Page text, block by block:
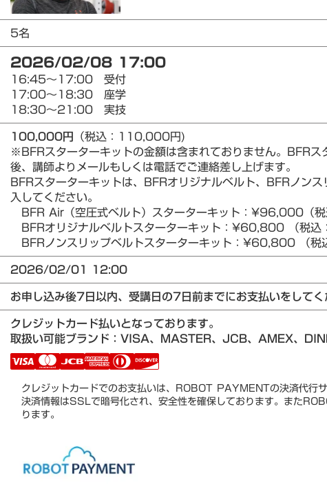
5名
2026/02/08 17:00
16:45～17:00 受付
17:00～18:30 座学
18:30～21:00 実技
100,000円 （税込：110,000円)
※BFRスターターキットの金額は含まれておりません。BFR
後、講師よりメールもしくは電話でご連絡差し上げます。
BFRスターターキットは、BFRオリジナルベルト、BFRノン
入してください。
BFR Air（空圧式ベルト）スターターキット：¥96,000（
BFRオリジナルベルトスターターキット：¥60,800 （税
BFRノンスリップベルトスターターキット：¥60,800 （
2026/02/01 12:00
お申し込み後7日以内、受講日の7日前までにお支払いをしてく
クレジットカード払いとなっております。
取扱い可能ブランド：VISA、MASTER、JCB、AMEX、
クレジットカードでのお支払いは、ROBOT PAYMENTの決済代行サ
決済情報はSSLで暗号化され、安全性を確保しております。また
ります。